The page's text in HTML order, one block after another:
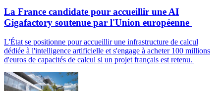
La France candidate pour accueillir une AI
Gigafactory soutenue par l'Union européenne
L'État se positionne pour accueillir une infrastructure de calcul
dédiée à l'intelligence artificielle et s'engage à acheter 100 millions
d'euros de capacités de calcul si un projet français est retenu.